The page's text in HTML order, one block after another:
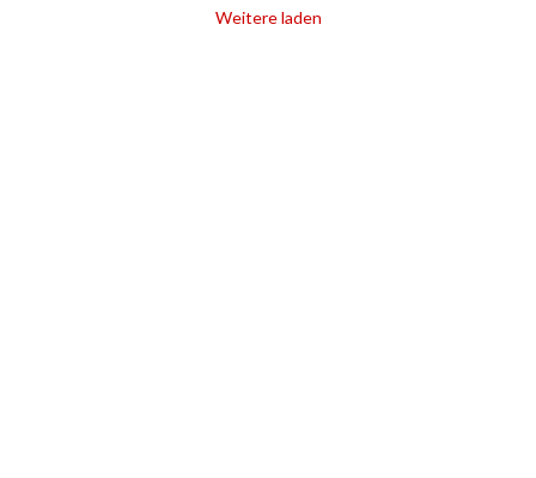
Weitere laden